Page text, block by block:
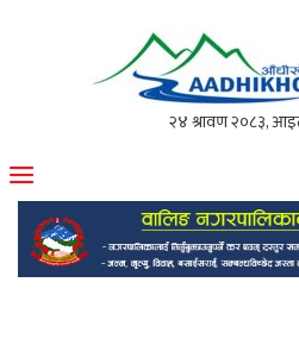
मोफसलकै लोकप्रिय अनलाइन